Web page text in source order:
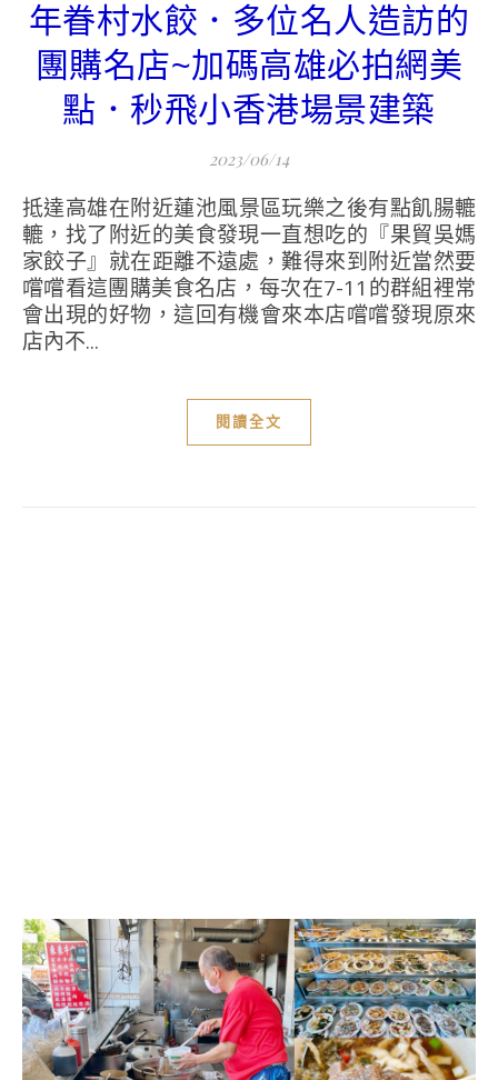
年眷村水餃．多位名人造訪的
團購名店~加碼高雄必拍網美
點．秒飛小香港場景建築
2023/06/14
抵達高雄在附近蓮池風景區玩樂之後有點飢腸轆
轆，找了附近的美食發現一直想吃的『果貿吳媽
家餃子』就在距離不遠處，難得來到附近當然要
嚐嚐看這團購美食名店，每次在7-11的群組裡常
會出現的好物，這回有機會來本店嚐嚐發現原來
店內不...
閱讀全文